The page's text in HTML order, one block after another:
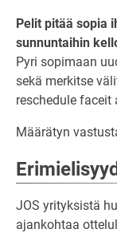
Pelit pitää sopia
sunnuntaihin
Pyri sopimaan
sekä merkitse
reschedule
Määrätyn
JOS yrityksistä
ajankohtaa